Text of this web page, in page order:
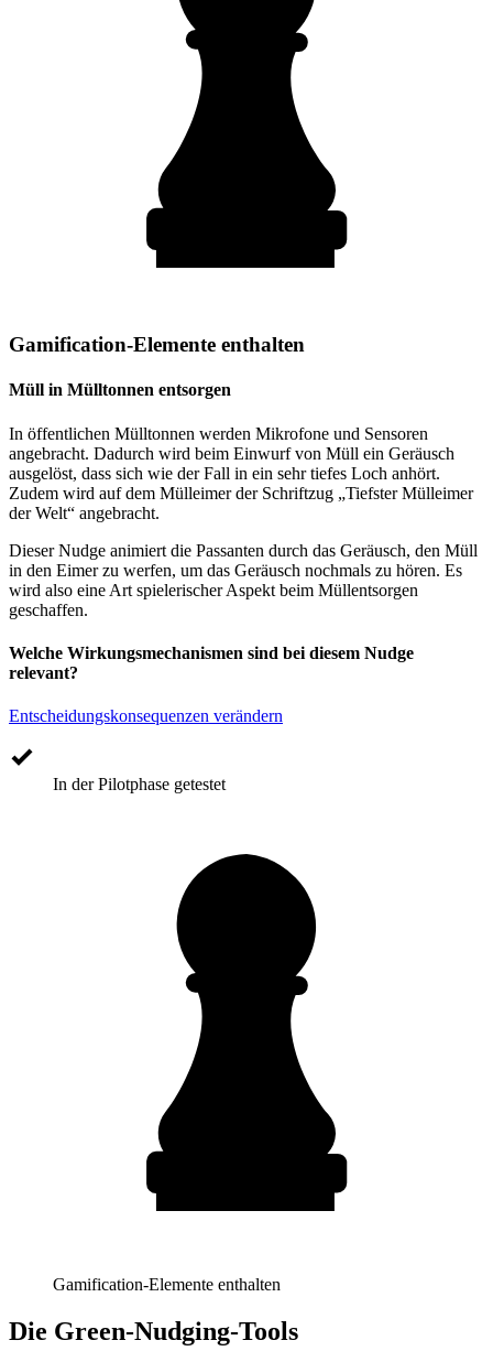
Gamification-Elemente enthalten
Müll in Mülltonnen entsorgen
In öffentlichen Mülltonnen werden Mikrofone und Sensoren
angebracht. Dadurch wird beim Einwurf von Müll ein Geräusch
ausgelöst, dass sich wie der Fall in ein sehr tiefes Loch anhört.
Zudem wird auf dem Mülleimer der Schriftzug „Tiefster Mülleimer
der Welt“ angebracht.
Dieser Nudge animiert die Passanten durch das Geräusch, den Müll
in den Eimer zu werfen, um das Geräusch nochmals zu hören. Es
wird also eine Art spielerischer Aspekt beim Müllentsorgen
geschaffen.
Welche Wirkungsmechanismen sind bei diesem Nudge
relevant?
Entscheidungskonsequenzen verändern
In der Pilotphase getestet
Gamification-Elemente enthalten
Die Green-Nudging-Tools